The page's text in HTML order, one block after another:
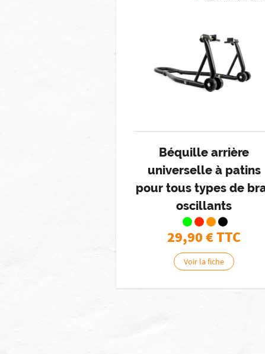
Béquille arrière
universelle à patins
pour tous types de
oscillants
29,90€ TTC
Voir la fiche